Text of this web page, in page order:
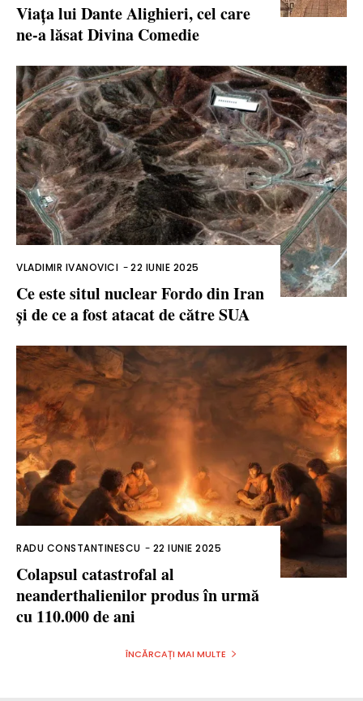
Viața lui Dante Alighieri, cel care
ne-a lăsat Divina Comedie
VLADIMIR IVANOVICI -22 IUNIE 2025
Ce este situl nuclear Fordo din Iran
și de ce a fost atacat de către SUA
RADU CONSTANTINESCU - 22 IUNIE 2025
Colapsul catastrofal al
neanderthalienilor produs în urmă
cu 110.000 de ani
ÎNCĂRCAȚI MAI MULTE